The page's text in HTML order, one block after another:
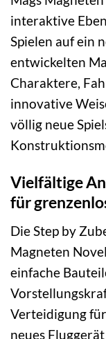
interaktive
Spielen auf ein
entwickelten
Charaktere,
innovative
völlig neue
Vielfältige
für
Die Step by
Magneten
einfache
Verteidigung
neues